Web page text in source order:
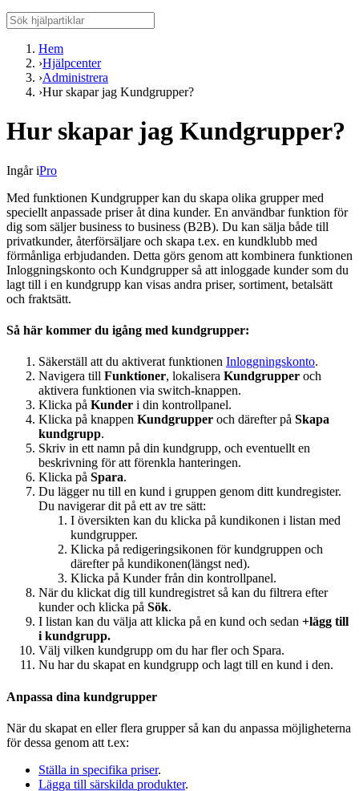
Hem
›Hjälpcenter
›Administrera
›Hur skapar jag Kundgrupper?
Hur skapar jag Kundgrupper?
Ingår iPro
Med funktionen Kundgrupper kan du skapa olika grupper med
speciellt anpassade priser åt dina kunder. En användbar funktion för
dig som säljer business to business (B2B). Du kan sälja både till
privatkunder, återförsäljare och skapa t.ex. en kundklubb med
förmånliga erbjudanden. Detta görs genom att kombinera funktionen
Inloggningskonto och Kundgrupper så att inloggade kunder som du
lagt till i en kundgrupp kan visas andra priser, sortiment, betalsätt
och fraktsätt.
Så här kommer du igång med kundgrupper:
Säkerställ att du aktiverat funktionen Inloggningskonto.
Navigera till Funktioner, lokalisera Kundgrupper och
aktivera funktionen via switch-knappen.
Klicka på Kunder i din kontrollpanel.
Klicka på knappen Kundgrupper och därefter på Skapa
kundgrupp.
Skriv in ett namn på din kundgrupp, och eventuellt en
beskrivning för att förenkla hanteringen.
Klicka på Spara.
Du lägger nu till en kund i gruppen genom ditt kundregister.
Du navigerar dit på ett av tre sätt:
I översikten kan du klicka på kundikonen i listan med
kundgrupper.
Klicka på redigeringsikonen för kundgruppen och
därefter på kundikonen(längst ned).
Klicka på Kunder från din kontrollpanel.
När du klickat dig till kundregistret så kan du filtrera efter
kunder och klicka på Sök.
I listan kan du välja att klicka på en kund och sedan +lägg till
i kundgrupp.
Välj vilken kundgrupp om du har fler och Spara.
Nu har du skapat en kundgrupp och lagt till en kund i den.
Anpassa dina kundgrupper
När du skapat en eller flera grupper så kan du anpassa möjligheterna
för dessa genom att t.ex:
Ställa in specifika priser.
Lägga till särskilda produkter.